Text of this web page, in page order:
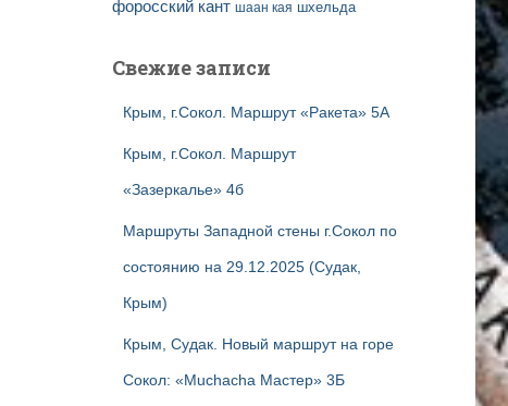
форосский кант шаан кая шхельда
Свежие записи
Крым, г.Сокол. Маршрут «Ракета» 5А
Крым, г.Сокол. Маршрут
«Зазеркалье» 4б
Маршруты Западной стены г.Сокол по
состоянию на 29.12.2025 (Судак,
Крым)
Крым, Судак. Новый маршрут на горе
Сокол: «Muchacha Мастер» 3Б